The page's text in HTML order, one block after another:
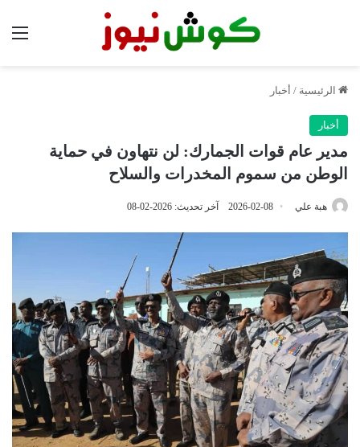
الرئيسية / أخبار
أخبار
مدير عام قوات الجمارك: لن نتهاون في حماية
الوطن من سموم المخدرات والسلاح
هبة علي 2026-02-08 آخر تحديث: 2026-02-08